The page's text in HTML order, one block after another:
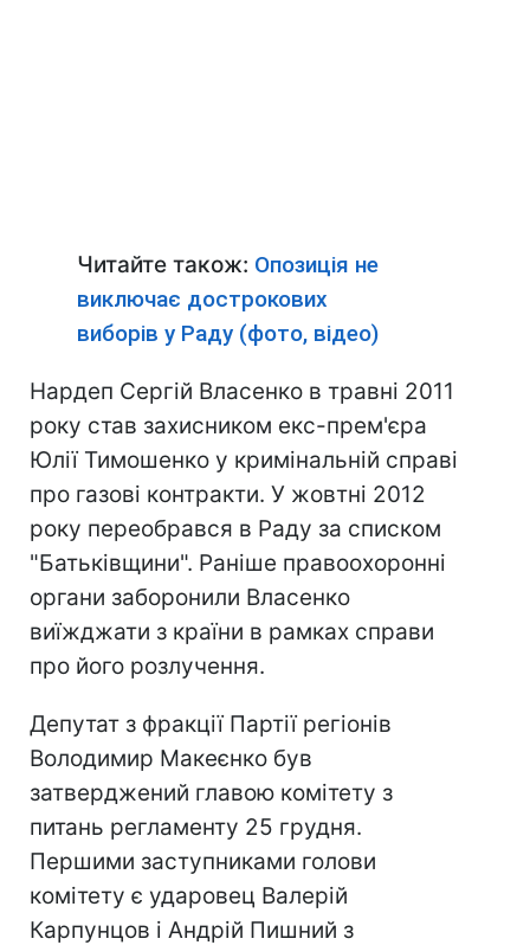
Читайте також: Опозиція не
виключає дострокових
виборів у Раду (фото, відео)
Нардеп Сергій Власенко в травні 2011
року став захисником екс-прем'єра
Юлії Тимошенко у кримінальній справі
про газові контракти. У жовтні 2012
року переобрався в Раду за списком
"Батьківщини". Раніше правоохоронні
органи заборонили Власенко
виїжджати з країни в рамках справи
про його розлучення.
Депутат з фракції Партії регіонів
Володимир Макеєнко був
затверджений главою комітету з
питань регламенту 25 грудня.
Першими заступниками голови
комітету є ударовец Валерій
Карпунцов і Андрій Пишний з